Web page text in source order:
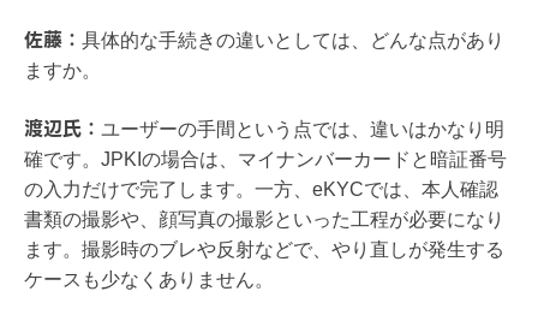
佐藤： 具体的な手続きの違いとしては、どんな点があり
ますか。
渡辺氏： ユーザーの手間という点では、違いはかなり明
確です。JPKIの場合は、マイナンバーカードと暗証番号
の入力だけで完了します。一方、eKYCでは、本人確認
書類の撮影や、顔写真の撮影といった工程が必要になり
ます。撮影時のブレや反射などで、やり直しが発生する
ケースも少なくありません。